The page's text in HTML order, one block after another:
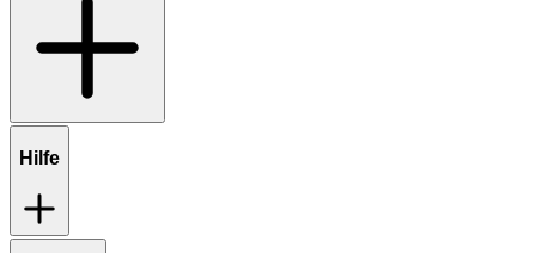
Hilfe